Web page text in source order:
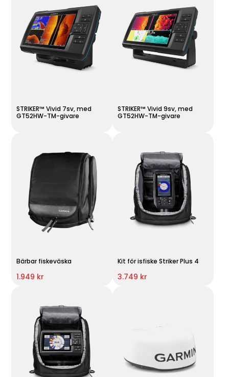
STRIKER™ Vivid 7sv, med
GT52HW-TM-givare
STRIKER™ Vivid 9sv, med
GT52HW-TM-givare
Bärbar fiskeväska
1.949 kr
Kit för isfiske Striker Plus 4
3.749 kr